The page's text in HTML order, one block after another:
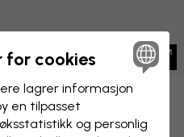
for cookies
lagrer informasjon
en tilpasset
og personlig